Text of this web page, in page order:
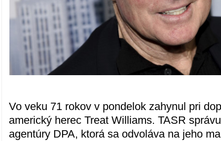
Vo veku 71 rokov v pondelok zahynul pri
americký herec Treat Williams. TASR
agentúry DPA, ktorá sa odvoláva na jeho